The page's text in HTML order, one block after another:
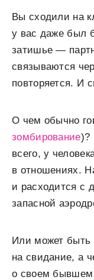
Вы сходили на
у вас даже был
затишье —
связываются
повторяется. И
О чем обычно
зомбирование)?
всего, у
в отношениях.
и расходится с
запасной
Или может быть
на свидание, а
о своем бывшем